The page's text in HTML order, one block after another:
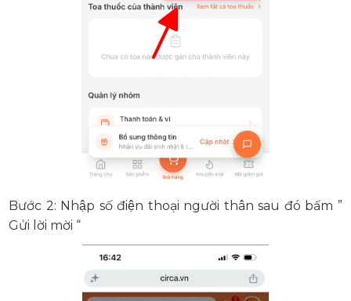
Bước 2: Nhập số điện thoại người thân sau đó bấm ”
Gửi lời mời “